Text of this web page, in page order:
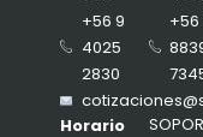
+56 9
4025
2830
Horario
+56